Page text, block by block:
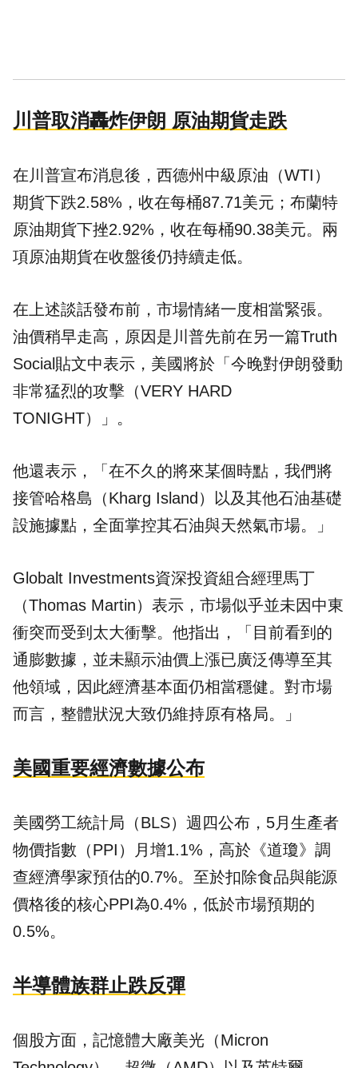
川普取消轟炸伊朗 原油期貨走跌
在川普宣布消息後，西德州中級原油（WTI）
期貨下跌2.58%，收在每桶87.71美元；布蘭特
原油期貨下挫2.92%，收在每桶90.38美元。兩
項原油期貨在收盤後仍持續走低。
在上述談話發布前，市場情緒一度相當緊張。
油價稍早走高，原因是川普先前在另一篇Truth
Social貼文中表示，美國將於「今晚對伊朗發動
非常猛烈的攻擊（VERY HARD
TONIGHT）」。
他還表示，「在不久的將來某個時點，我們將
接管哈格島（Kharg Island）以及其他石油基礎
設施據點，全面掌控其石油與天然氣市場。」
Globalt Investments資深投資組合經理馬丁
（Thomas Martin）表示，市場似乎並未因中東
衝突而受到太大衝擊。他指出，「目前看到的
通膨數據，並未顯示油價上漲已廣泛傳導至其
他領域，因此經濟基本面仍相當穩健。對市場
而言，整體狀況大致仍維持原有格局。」
美國重要經濟數據公布
美國勞工統計局（BLS）週四公布，5月生產者
物價指數（PPI）月增1.1%，高於《道瓊》調
查經濟學家預估的0.7%。至於扣除食品與能源
價格後的核心PPI為0.4%，低於市場預期的
0.5%。
半導體族群止跌反彈
個股方面，記憶體大廠美光（Micron